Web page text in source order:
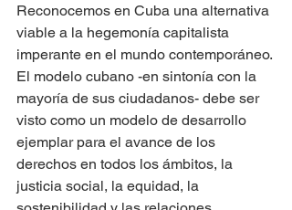
Reconocemos en Cuba una alternativa
viable a la hegemonía capitalista
imperante en el mundo contemporáneo.
El modelo cubano -en sintonía con la
mayoría de sus ciudadanos- debe ser
visto como un modelo de desarrollo
ejemplar para el avance de los
derechos en todos los ámbitos, la
justicia social, la equidad, la